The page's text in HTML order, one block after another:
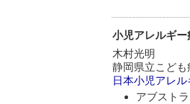
小児アレルギ
木村光明
静岡県立こど
日本小児アレ
アブスト